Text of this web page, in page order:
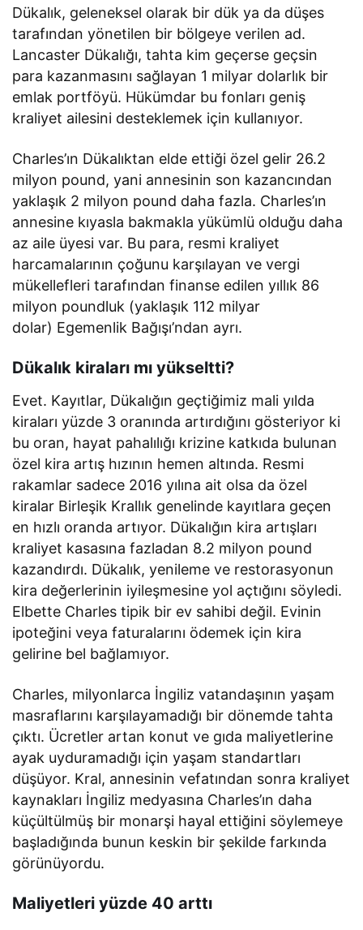
Dükalık, geleneksel olarak bir dük ya da düşes
tarafından yönetilen bir bölgeye verilen ad.
Lancaster Dükalığı, tahta kim geçerse geçsin
para kazanmasını sağlayan 1 milyar dolarlık bir
emlak portföyü. Hükümdar bu fonları geniş
kraliyet ailesini desteklemek için kullanıyor.
Charles’ın Dükalıktan elde ettiği özel gelir 26.2
milyon pound, yani annesinin son kazancından
yaklaşık 2 milyon pound daha fazla. Charles’ın
annesine kıyasla bakmakla yükümlü olduğu daha
az aile üyesi var. Bu para, resmi kraliyet
harcamalarının çoğunu karşılayan ve vergi
mükellefleri tarafından finanse edilen yıllık 86
milyon poundluk (yaklaşık 112 milyar
dolar) Egemenlik Bağışı’ndan ayrı.
Dükalık kiraları mı yükseltti?
Evet. Kayıtlar, Dükalığın geçtiğimiz mali yılda
kiraları yüzde 3 oranında artırdığını gösteriyor ki
bu oran, hayat pahalılığı krizine katkıda bulunan
özel kira artış hızının hemen altında. Resmi
rakamlar sadece 2016 yılına ait olsa da özel
kiralar Birleşik Krallık genelinde kayıtlara geçen
en hızlı oranda artıyor. Dükalığın kira artışları
kraliyet kasasına fazladan 8.2 milyon pound
kazandırdı. Dükalık, yenileme ve restorasyonun
kira değerlerinin iyileşmesine yol açtığını söyledi.
Elbette Charles tipik bir ev sahibi değil. Evinin
ipoteğini veya faturalarını ödemek için kira
gelirine bel bağlamıyor.
Charles, milyonlarca İngiliz vatandaşının yaşam
masraflarını karşılayamadığı bir dönemde tahta
çıktı. Ücretler artan konut ve gıda maliyetlerine
ayak uyduramadığı için yaşam standartları
düşüyor. Kral, annesinin vefatından sonra kraliyet
kaynakları İngiliz medyasına Charles’ın daha
küçültülmüş bir monarşi hayal ettiğini söylemeye
başladığında bunun keskin bir şekilde farkında
görünüyordu.
Maliyetleri yüzde 40 arttı